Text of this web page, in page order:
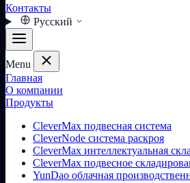
Контакты
Русский
Menu
Главная
О компании
Продукты
CleverMax подвесная система
CleverNode система раскроя
CleverMax интеллектуальная
CleverMax подвесное
YunDao облачная